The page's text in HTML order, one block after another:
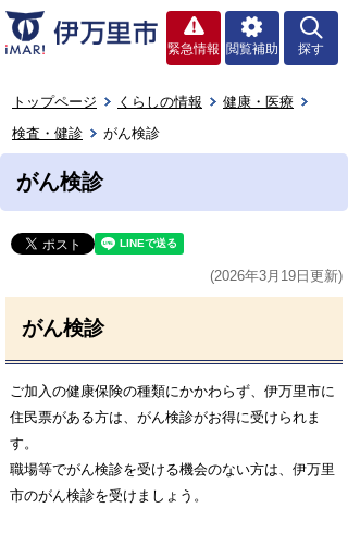
緊急情報 閲覧補助 探す
トップページ くらしの情報
健康・医療
検査・健診
がん検診
がん検診
(2026年3月19日更新)
がん検診
ご加入の健康保険の種類にかかわらず、伊万里市に
住民票がある方は、がん検診がお得に受けられま
す。
職場等でがん検診を受ける機会のない方は、伊万里
市のがん検診を受けましょう。